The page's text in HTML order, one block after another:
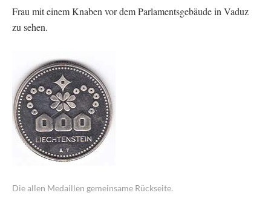
Frau mit einem Knaben vor dem Parlamentsgebäude in Vaduz
zu sehen.
Die allen Medaillen gemeinsame Rückseite.